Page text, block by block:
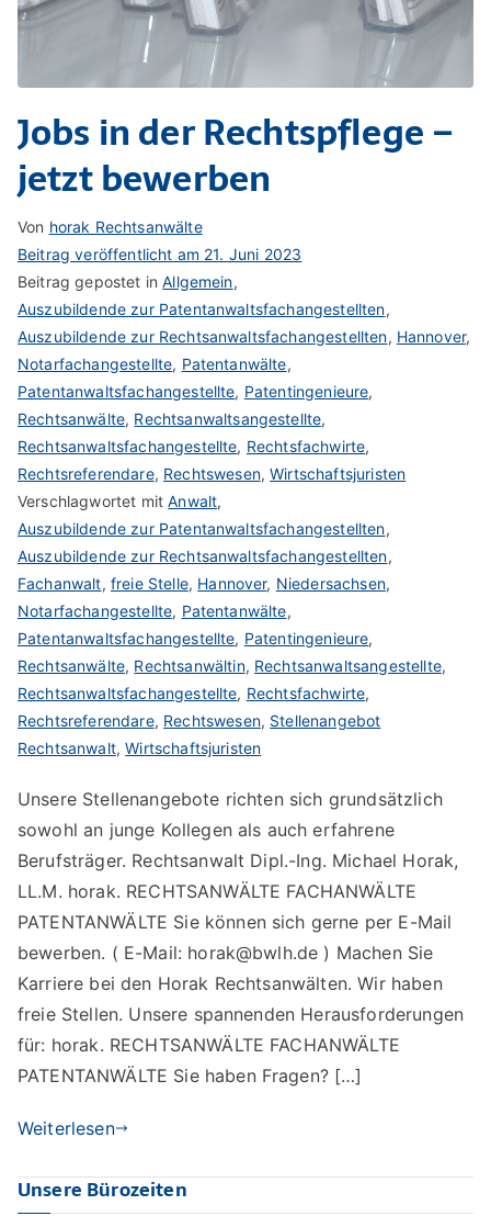
Jobs in der Rechtspflege –
jetzt bewerben
Von horak Rechtsanwälte
Beitrag veröffentlicht am 21. Juni 2023
Beitrag gepostet inAllgemein,
Auszubildende zur Patentanwaltsfachangestellten,
Auszubildende zur Rechtsanwaltsfachangestellten, Hannover,
Notarfachangestellte, Patentanwälte,
Patentanwaltsfachangestellte, Patentingenieure,
Rechtsanwälte, Rechtsanwaltsangestellte,
Rechtsanwaltsfachangestellte, Rechtsfachwirte,
Rechtsreferendare, Rechtswesen,Wirtschaftsjuristen
Verschlagwortet mitAnwalt,
Auszubildende zur Patentanwaltsfachangestellten,
Auszubildende zur Rechtsanwaltsfachangestellten,
Fachanwalt, freie Stelle, Hannover, Niedersachsen,
Notarfachangestellte, Patentanwälte,
Patentanwaltsfachangestellte, Patentingenieure,
Rechtsanwälte, Rechtsanwältin, Rechtsanwaltsangestellte,
Rechtsanwaltsfachangestellte, Rechtsfachwirte,
Rechtsreferendare, Rechtswesen, Stellenangebot
Rechtsanwalt,Wirtschaftsjuristen
Unsere Stellenangebote richten sich grundsätzlich
sowohl an junge Kollegen als auch erfahrene
Berufsträger. Rechtsanwalt Dipl.-Ing. Michael Horak,
LL.M. horak. RECHTSANWÄLTE FACHANWÄLTE
PATENTANWÄLTE Sie können sich gerne per E-Mail
bewerben. ( E-Mail: horak@bwlh.de ) Machen Sie
Karriere bei den Horak Rechtsanwälten. Wir haben
freie Stellen. Unsere spannenden Herausforderungen
für: horak. RECHTSANWÄLTE FACHANWÄLTE
PATENTANWÄLTE Sie haben Fragen? […]
Weiterlesen
Unsere Bürozeiten